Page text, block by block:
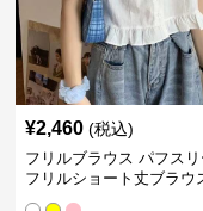
¥2,460 (税込)
フリルブラウス パフス
フリルショート丈ブラウ